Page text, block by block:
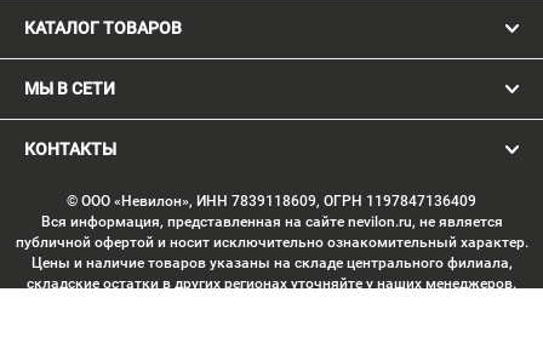
КАТАЛОГ ТОВАРОВ
МЫ В СЕТИ
КОНТАКТЫ
© ООО «Невилон», ИНН 7839118609, ОГРН 1197847136409
Вся информация, представленная на сайте nevilon.ru, не является
публичной офертой и носит исключительно ознакомительный характер.
Цены и наличие товаров указаны на складе центрального филиала,
складские остатки в других регионах уточняйте у наших менеджеров.